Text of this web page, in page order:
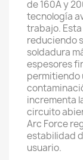
de 160A y
tecnología
trabajo.
reduciendo
soldadura
espesores
permitiendo
incrementa
circuito
Arc Force
estabilidad
usuario.